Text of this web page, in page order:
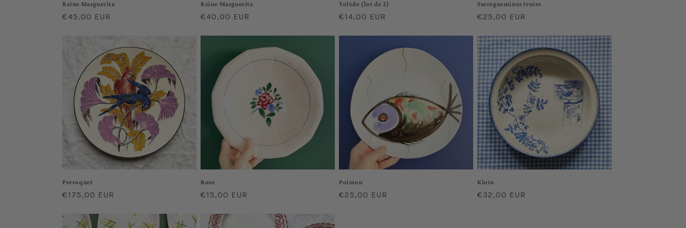
Reine Marguerite
Regular
€45,00 EUR
Reine Marguerite
Regular
€40,00 EUR
Tolède (lot de 2)
Regular
€14,00 EUR
Sarreguemines Ivoire
Regular
€25,00 EUR
Perroquet
Regular
€175,00 EUR
Rose
Regular
€15,00 EUR
Poisson
Regular
€25,00 EUR
Kioto
Regular
€32,00 EUR